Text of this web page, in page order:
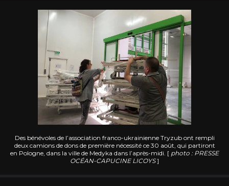
Des bénévoles de l’association franco-ukrainienne Tryzub ont rempli
deux camions de dons de première nécessité ce 30 août, qui partiront
en Pologne, dans la ville de Medyka dans l’après-midi. [ photo : PRESSE
OCÉAN-CAPUCINE LICOYS]